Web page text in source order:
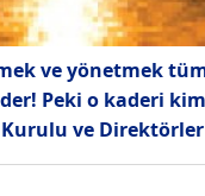
ve yönetmek
Peki o kaderi
ve Direktörler